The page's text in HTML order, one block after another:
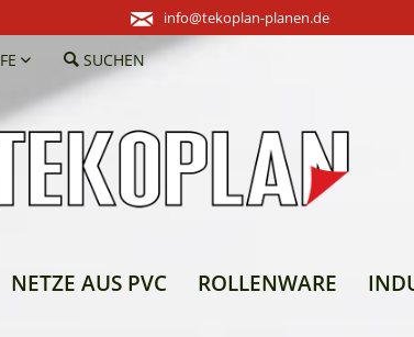
info@tekoplan-planen.de
SUCHEN
NETZE AUS PVC ROLLENWARE